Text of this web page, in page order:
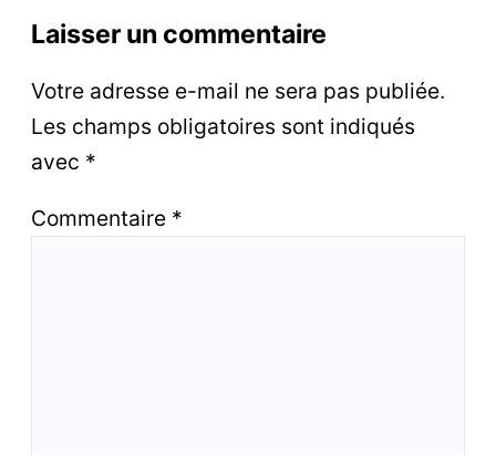
Laisser un commentaire
Votre adresse e-mail ne sera pas publiée.
Les champs obligatoires sont indiqués
avec *
Commentaire *